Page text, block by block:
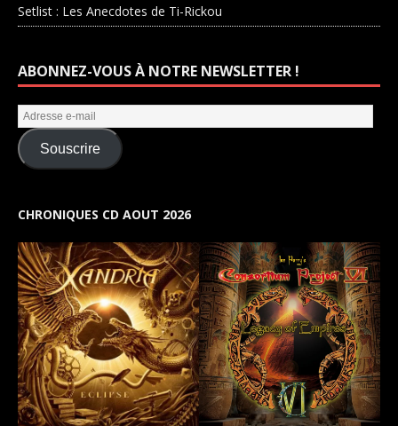
Setlist : Les Anecdotes de Ti-Rickou
ABONNEZ-VOUS À NOTRE NEWSLETTER !
Souscrire
CHRONIQUES CD AOUT 2026